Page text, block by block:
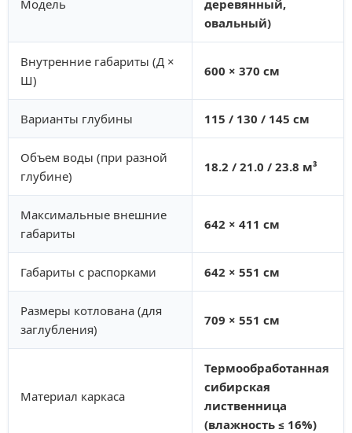
Модель
деревянный,
овальный)
Внутренние габариты (Д ×
Ш)
600 × 370 см
Варианты глубины 115 / 130 / 145 см
Объем воды (при разной
глубине)
18.2 / 21.0 / 23.8 м³
Максимальные внешние
габариты
642 × 411 см
Габариты с распорками 642 × 551 см
Размеры котлована (для
заглубления)
709 × 551 см
Материал каркаса
Термообработанная
сибирская
лиственница
(влажность ≤ 16%)